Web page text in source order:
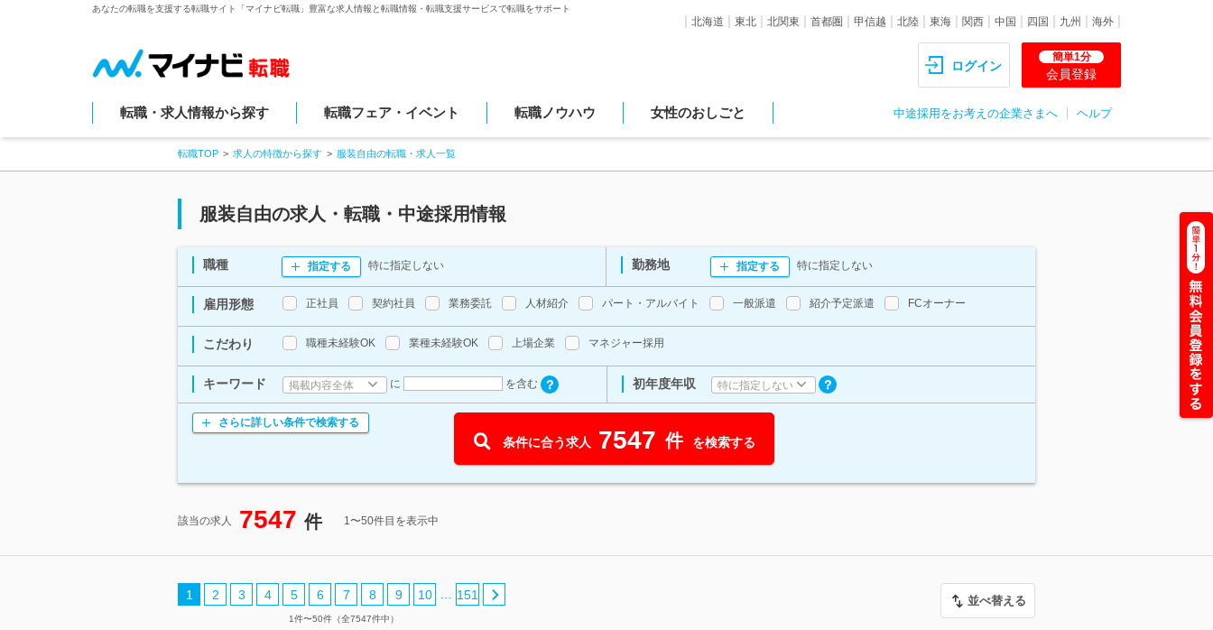
あなたの転職を支援する転職サイト「マイナビ転職」豊富な求人情報と転職情報・転職支援サービスで転職をサポート
北海道 東北 北関東 首都圏 甲信越 北陸 東海 関西 中国 四国 九州 海外
ログイン
簡単1分
会員登録
転職・求人情報から探す 転職フェア・イベント 転職ノウハウ 女性のおしごと 中途採用をお考えの企業さまへ ヘルプ
転職TOP 求人の特徴から探す 服装自由の転職・求人一覧
服装自由の求人・転職・中途採用情報
職種 指定する 特に指定しない 勤務地 指定する 特に指定しない
雇用形態 正社員 契約社員 業務委託 人材紹介 パート・アルバイト 一般派遣 紹介予定派遣 FCオーナー
こだわり 職種未経験OK 業種未経験OK 上場企業 マネジャー採用
キーワード 掲載内容全体 に を含む 初年度年収 特に指定しない
さらに詳しい条件で検索する
条件に合う求人 7547 件 を検索する
該当の求人 7547 件 1〜50件目を表示中
1 2 3 4 5 6 7 8 9 10 151
1件〜50件（全7547件中）
並べ替える